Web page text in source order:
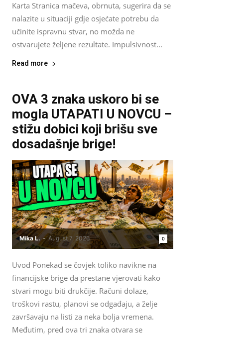
Karta Stranica mačeva, obrnuta, sugerira da se
nalazite u situaciji gdje osjećate potrebu da
učinite ispravnu stvar, no možda ne
ostvarujete željene rezultate. Impulsivnost...
Read more
OVA 3 znaka uskoro bi se
mogla UTAPATI U NOVCU –
stižu dobici koji brišu sve
dosadašnje brige!
Mika L. - August 7, 2026 0
Uvod Ponekad se čovjek toliko navikne na
financijske brige da prestane vjerovati kako
stvari mogu biti drukčije. Računi dolaze,
troškovi rastu, planovi se odgađaju, a želje
završavaju na listi za neka bolja vremena.
Međutim, pred ova tri znaka otvara se